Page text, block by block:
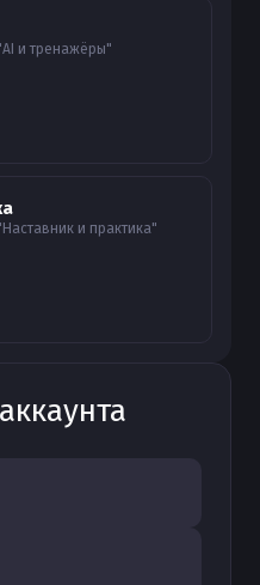
и тренажёры"
и практика"